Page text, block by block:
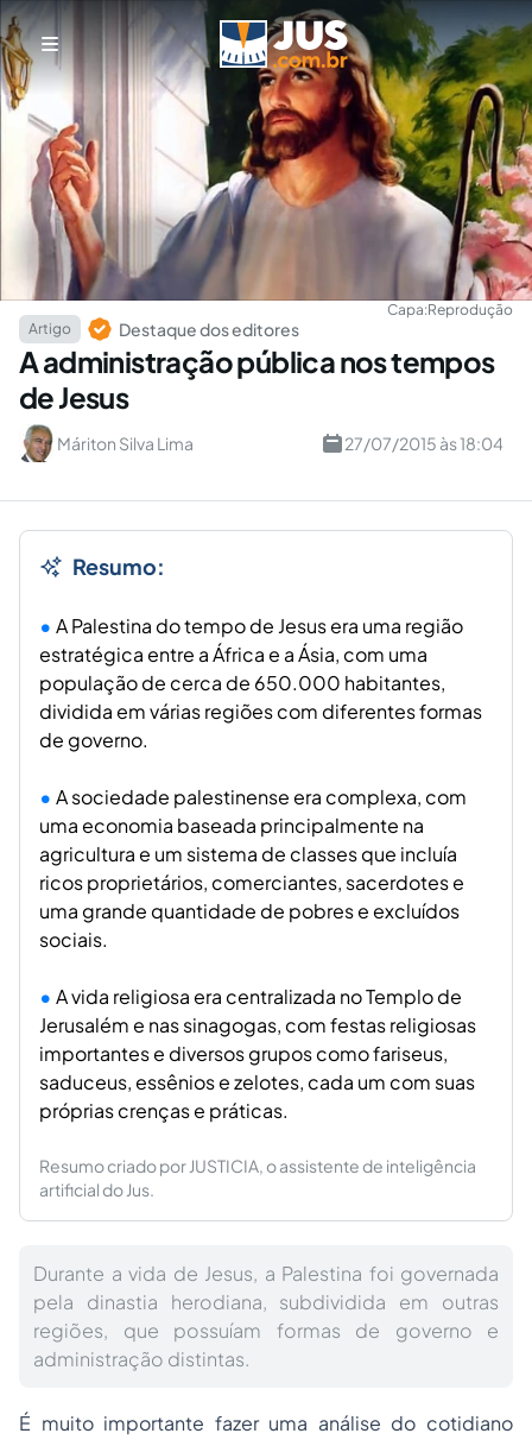
Capa:Reprodução
Artigo
Destaque dos editores
A administração pública nos tempos
de Jesus
Máriton Silva Lima 27/07/2015 às 18:04
Resumo:
A Palestina do tempo de Jesus era uma região
estratégica entre a África e a Ásia, com uma
população de cerca de 650.000 habitantes,
dividida em várias regiões com diferentes formas
de governo.
A sociedade palestinense era complexa, com
uma economia baseada principalmente na
agricultura e um sistema de classes que incluía
ricos proprietários, comerciantes, sacerdotes e
uma grande quantidade de pobres e excluídos
sociais.
A vida religiosa era centralizada no Templo de
Jerusalém e nas sinagogas, com festas religiosas
importantes e diversos grupos como fariseus,
saduceus, essênios e zelotes, cada um com suas
próprias crenças e práticas.
Resumo criado por JUSTICIA, o assistente de inteligência
artificial do Jus.
Durante a vida de Jesus, a Palestina foi governada
pela dinastia herodiana, subdividida em outras
regiões, que possuíam formas de governo e
administração distintas.
É muito importante fazer uma análise do cotidiano